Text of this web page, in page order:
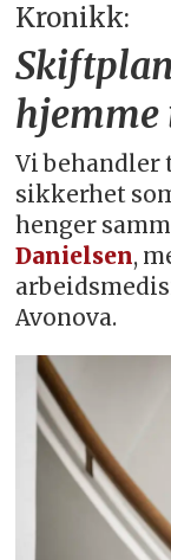
Kronikk:
hjemme
Vi behandler
sikkerhet
henger
Danielsen,
Avonova.